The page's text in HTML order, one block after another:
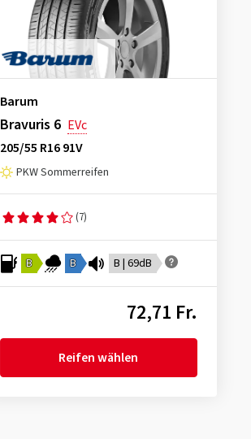
Barum
Bravuris 6 EVc
205/55 R16 91V
PKW Sommerreifen
(7)
B B B | 69dB
72,71 Fr.
Reifen wählen